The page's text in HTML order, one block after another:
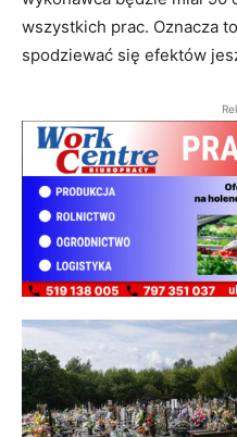
wszystkich prac. Oznacza
spodziewać się efektów